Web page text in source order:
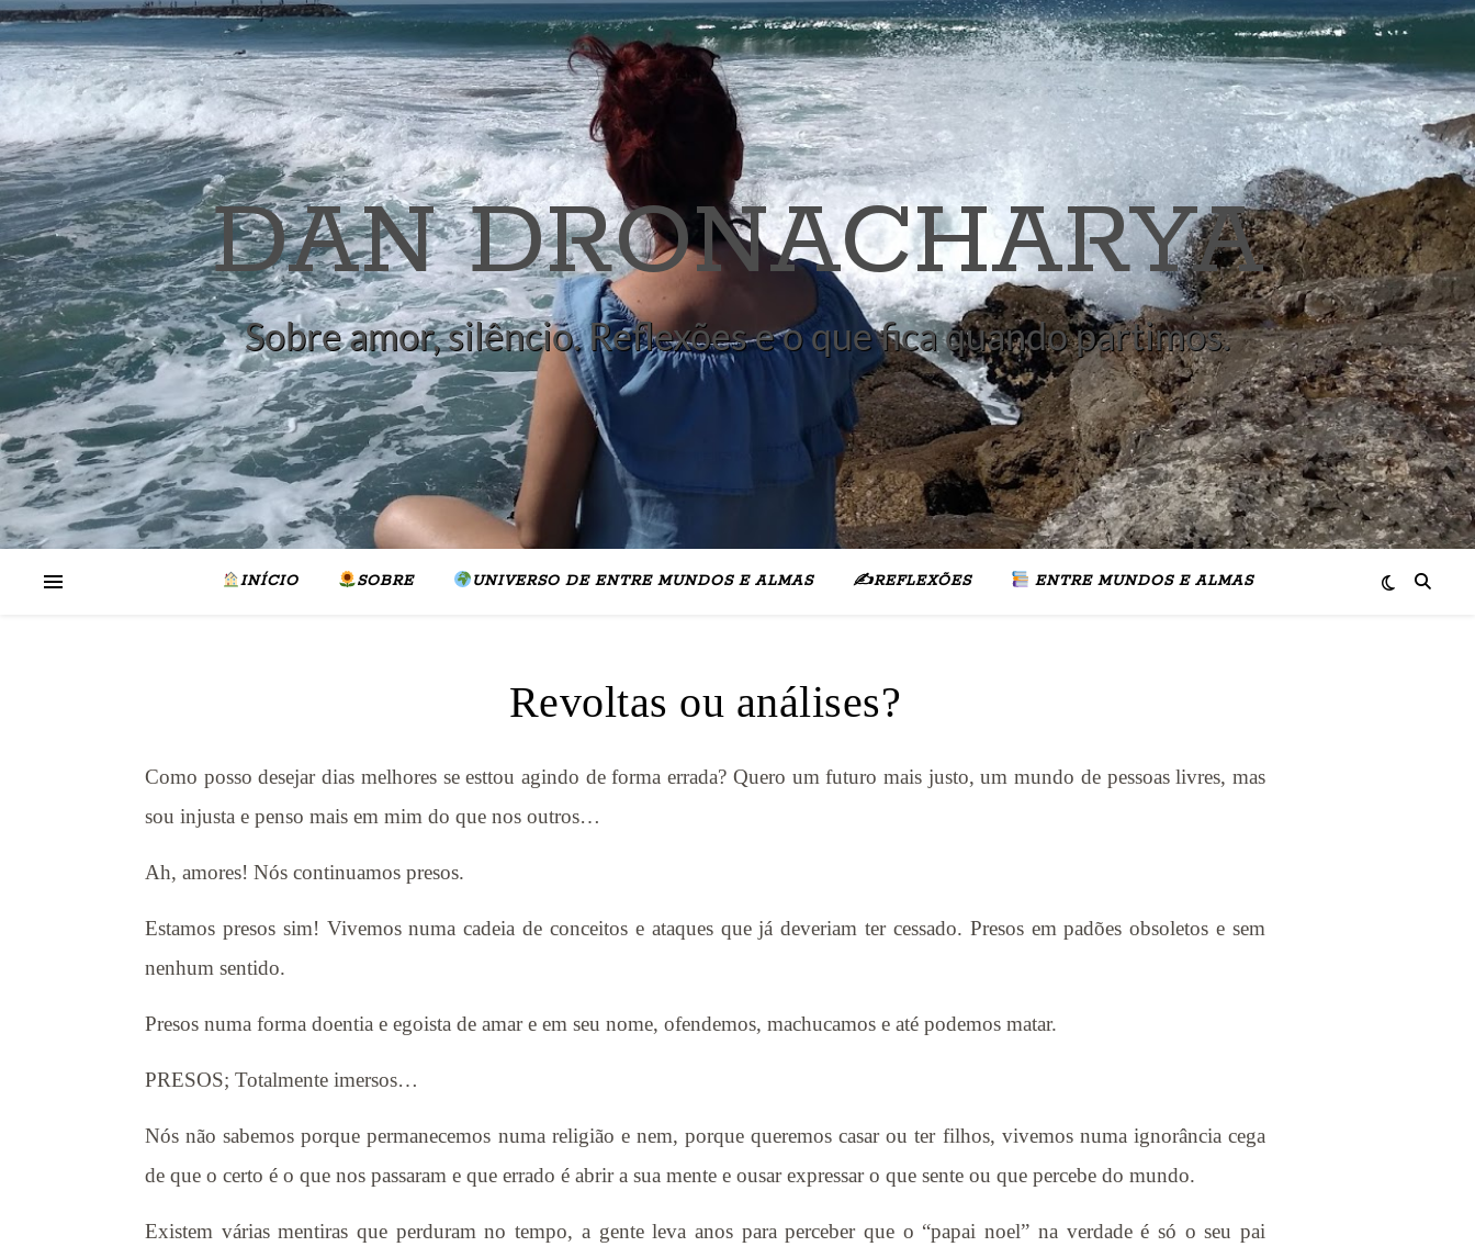
DAN DRONACHARYA
Sobre amor, silêncio. Reflexões e o que fica quando partimos.
INÍCIO SOBRE UNIVERSO DE ENTRE MUNDOS E ALMAS ✍️REFLEXÕES ENTRE MUNDOS E ALMAS
Revoltas ou análises?
Como posso desejar dias melhores se esttou agindo de forma errada? Quero um futuro mais justo, um mundo de pessoas livres, mas
sou injusta e penso mais em mim do que nos outros…
Ah, amores! Nós continuamos presos.
Estamos presos sim! Vivemos numa cadeia de conceitos e ataques que já deveriam ter cessado. Presos em padões obsoletos e sem
nenhum sentido.
Presos numa forma doentia e egoista de amar e em seu nome, ofendemos, machucamos e até podemos matar.
PRESOS; Totalmente imersos…
Nós não sabemos porque permanecemos numa religião e nem, porque queremos casar ou ter filhos, vivemos numa ignorância cega
de que o certo é o que nos passaram e que errado é abrir a sua mente e ousar expressar o que sente ou que percebe do mundo.
Existem várias mentiras que perduram no tempo, a gente leva anos para perceber que o “papai noel” na verdade é só o seu pai